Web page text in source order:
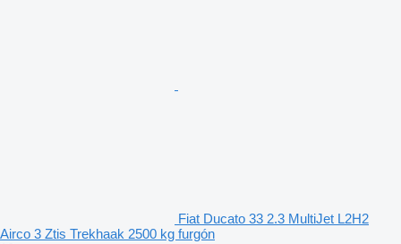
Fiat Ducato 33 2.3 MultiJet L2H2
Airco 3 Ztis Trekhaak 2500 kg furgón